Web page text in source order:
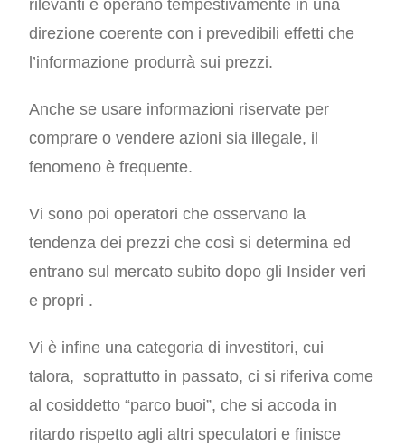
rilevanti e operano tempestivamente in una
direzione coerente con i prevedibili effetti che
l’informazione produrrà sui prezzi.
Anche se usare informazioni riservate per
comprare o vendere azioni sia illegale, il
fenomeno è frequente.
Vi sono poi operatori che osservano la
tendenza dei prezzi che così si determina ed
entrano sul mercato subito dopo gli Insider veri
e propri .
Vi è infine una categoria di investitori, cui
talora, soprattutto in passato, ci si riferiva come
al cosiddetto “parco buoi”, che si accoda in
ritardo rispetto agli altri speculatori e finisce